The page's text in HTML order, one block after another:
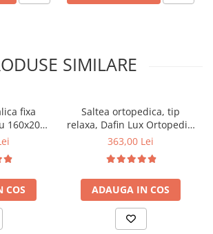
SIMILARE
fixa
160x200,
lemn
COS
Saltea ortopedica, tip
relaxa, Dafin Lux Ortopedic,
90x200x21cm, fermitate
tip Bonell, fata vara-iarna,
sistem de aerisire cu
butoni, Salt Confort
363,00 Lei
ADAUGA IN COS